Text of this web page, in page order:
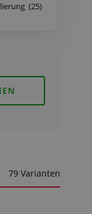
(25)
79 Varianten